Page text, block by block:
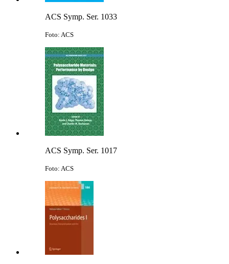
ACS Symp. Ser. 1033
Foto: ACS
ACS Symp. Ser. 1017
Foto: ACS